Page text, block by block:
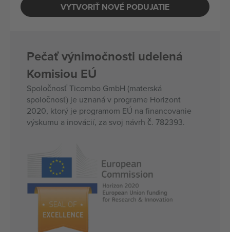
VYTVORIŤ NOVÉ PODUJATIE
Pečať výnimočnosti udelená
Komisiou EÚ
Spoločnosť Ticombo GmbH (materská
spoločnosť) je uznaná v programe Horizont
2020, ktorý je programom EÚ na financovanie
výskumu a inovácií, za svoj návrh č. 782393.